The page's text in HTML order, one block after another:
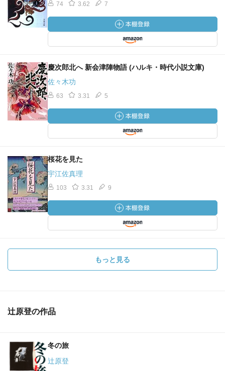
74 3.62 7
慶次郎北へ 新会津陣物語 (ハルキ・時代小説文庫)
佐々木功
63 3.31 5
桜花を見た
宇江佐真理
103 3.31 9
もっと見る
辻原登の作品
冬の旅
辻原登